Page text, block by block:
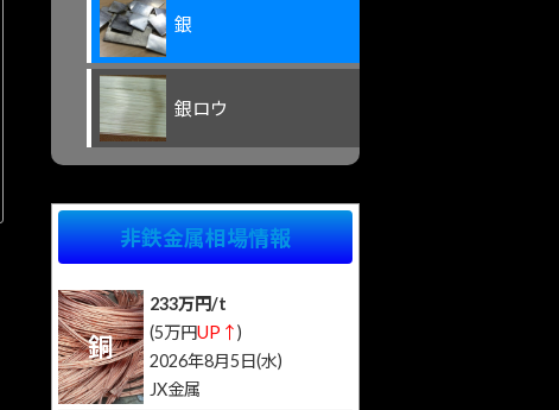
銀
銀ロウ
非鉄金属相場情報
銅
233万円/t
(5万円UP↑)
2026年8月5日(水)
JX金属